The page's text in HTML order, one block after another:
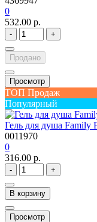
0
532.00 р.
- +
Продано
Просмотр
ТОП Продаж
Популярный
Гель для душа Family
0011970
0
316.00 р.
- +
В корзину
Просмотр